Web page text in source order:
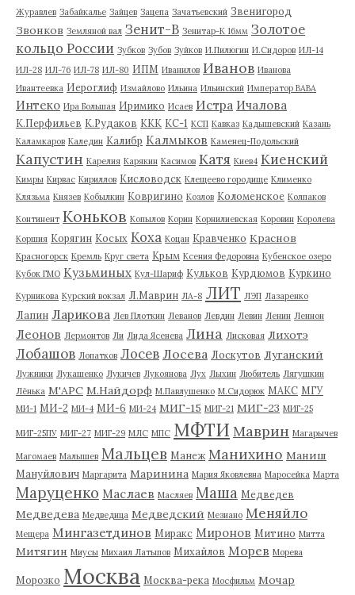
Журавлев Забайкалье Зайцев Зацепа Зачатьевский Звенигород
Звонков Земляной вал Зенит-В Зенитар-К 16мм Золотое
кольцо России Зубков Зубов Зуйков И.Пилюгин И.Сидоров ИЛ-14
ИЛ-28 ИЛ-76 ИЛ-78 ИЛ-80 ИПМ Иванилов Иванов Иванова
Ивантеевка Иероглиф Измайлово Ильина Ильинский Император ВАВА
Интеко Ира Большая Иримико Исаев Истра Ичалова
К.Перфильев К.Рудаков ККК КС-1 КСП Кавказ Кадышевский Казань
Каламкаров Каледин Калибр Калмыков Каменец-Подольский
Капустин Карелия Карякин Касимов Катя Киев4 Киенский
Кимры Кирвас Кириллов Кисловодск Клещеево городище Клименко
Клязьма Князев Кобылкин Ковригино Козлов Коломенское Колпаков
Континент Коньков Копылов Корин Корнилиевская Коровин Королева
Коршия Корягин Косых Коха Коцан Кравченко Краснов
Красногорск Кремль Круг света Крым Ксения Федоровна Кубенское озеро
Кубок ГМО Кузьминых Кул-Шариф Кульков Курдюмов Куркино
Курникова Курский вокзал Л.Маврин ЛА-8 ЛИТ ЛЭП Лазаренко
Лапин Ларикова Лев Плоткин Леванов Левдин Левин Ленин Леннон
Леонов Лермонтов Ли Лида Ясенева Лина Лисковая Лихотэ
Лобашов Лопатков Лосев Лосева Лоскутов Луганский
Лужники Лукашенко Лукичев Лукоянова Лух Лыхин Любитель Лягушкин
Лёнька М'АРС М.Найдорф М.Павлушенко М.Сидорюк МАКС МГУ
МИ-1 МИ-2 МИ-4 МИ-6 МИ-24 МИГ-15 МИГ-21 МИГ-23 МИГ-25
МИГ-25ПУ МИГ-27 МИГ-29 МЛС МПС МФТИ Маврин Магарычев
Магомаев Малышев Мальцев Манеж Манихино Маниш
Мануйлович Маргарита Маринина Мария Яковлевна Маросейка Марта
Маруценко Маслаев Масляев Маша Медведев
Медведева Медведица Медведский Мезиано Меняйло
Мещера Мингазетдинов Миракс Миронов Митино Митта
Митягин Миусы Михаил Латыпов Михайлов Морев Морева
Морозко Москва Москва-река Мосфильм Мочар